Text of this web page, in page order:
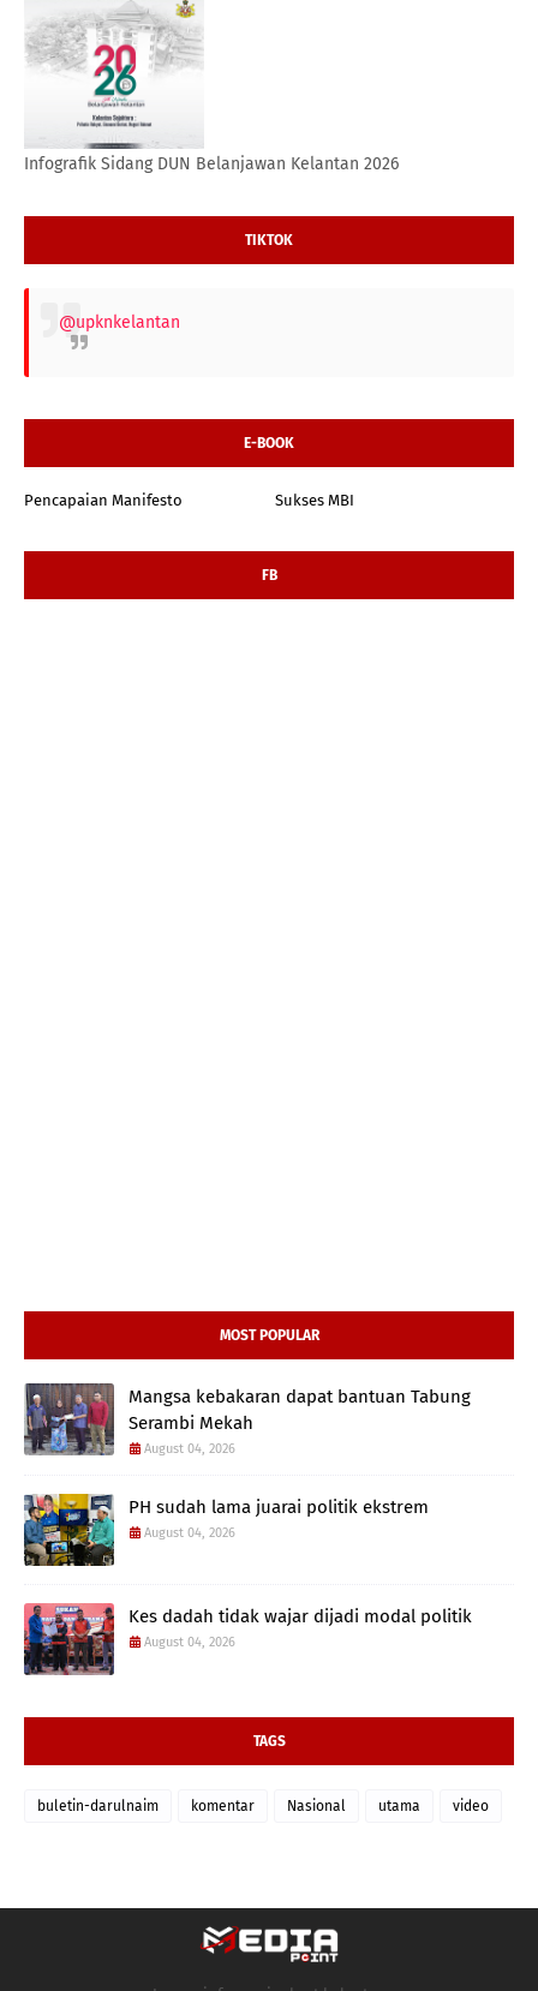
Infografik Sidang DUN Belanjawan Kelantan 2026
TIKTOK
@upknkelantan
E-BOOK
Pencapaian Manifesto Sukses MBI
FB
MOST POPULAR
Mangsa kebakaran dapat bantuan Tabung
Serambi Mekah
August 04, 2026
PH sudah lama juarai politik ekstrem
August 04, 2026
Kes dadah tidak wajar dijadi modal politik
August 04, 2026
TAGS
buletin-darulnaim komentar Nasional utama video